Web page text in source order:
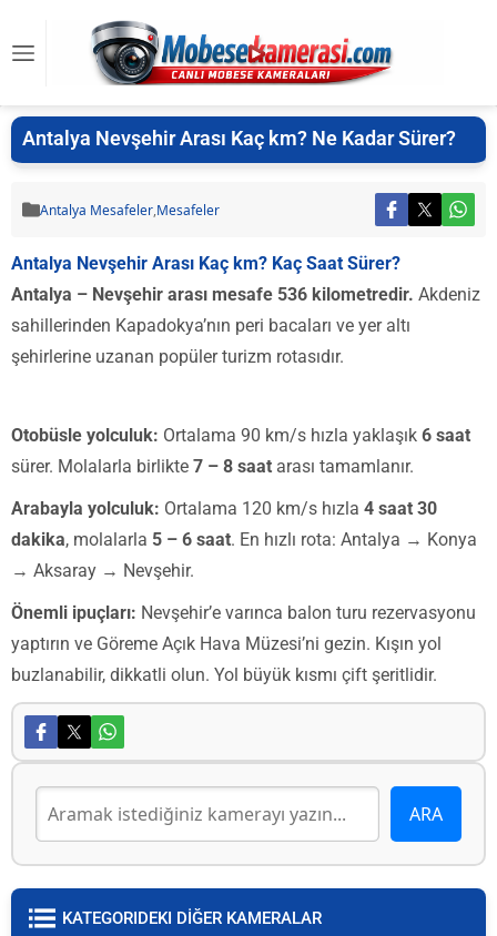
Antalya Nevşehir Arası Kaç km? Ne Kadar Sürer?
Antalya Mesafeler,Mesafeler
Antalya Nevşehir Arası Kaç km? Kaç Saat Sürer?
Antalya – Nevşehir arası mesafe 536 kilometredir. Akdeniz
sahillerinden Kapadokya’nın peri bacaları ve yer altı
şehirlerine uzanan popüler turizm rotasıdır.
Otobüsle yolculuk: Ortalama 90 km/s hızla yaklaşık 6 saat
sürer. Molalarla birlikte 7 – 8 saat arası tamamlanır.
Arabayla yolculuk: Ortalama 120 km/s hızla 4 saat 30
dakika, molalarla 5 – 6 saat. En hızlı rota: Antalya → Konya
→ Aksaray → Nevşehir.
Önemli ipuçları: Nevşehir’e varınca balon turu rezervasyonu
yaptırın ve Göreme Açık Hava Müzesi’ni gezin. Kışın yol
buzlanabilir, dikkatli olun. Yol büyük kısmı çift şeritlidir.
KATEGORIDEKI DİĞER KAMERALAR